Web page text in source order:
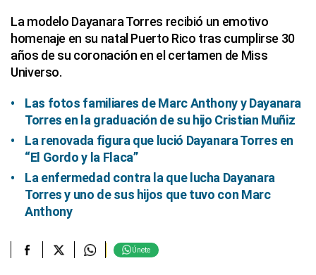
La modelo Dayanara Torres recibió un emotivo
homenaje en su natal Puerto Rico tras cumplirse 30
años de su coronación en el certamen de Miss
Universo.
Las fotos familiares de Marc Anthony y Dayanara
Torres en la graduación de su hijo Cristian Muñiz
La renovada figura que lució Dayanara Torres en
“El Gordo y la Flaca”
La enfermedad contra la que lucha Dayanara
Torres y uno de sus hijos que tuvo con Marc
Anthony
Únete